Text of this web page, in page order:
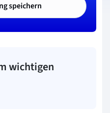
speichern
wichtigen